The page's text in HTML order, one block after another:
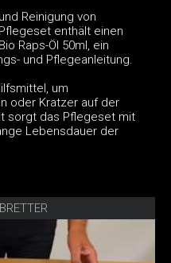
Reinigung von
enthält einen
Raps-Öl 50ml, ein
und Pflegeanleitung.
um
oder Kratzer auf der
sorgt das Pflegeset mit
Lebensdauer der